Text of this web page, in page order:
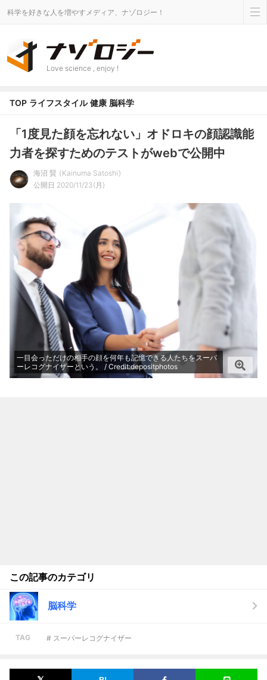
科学を好きな人を増やすメディア、ナゾロジー！
Love science , enjoy !
TOP ライフスタイル 健康 脳科学
「1度見た顔を忘れない」オドロキの顔認識能
力者を探すためのテストがwebで公開中
海沼 賢
Kainuma Satoshi
公開日 2020/11/23(月)
一目会っただけの相手の顔を何年も記憶できる人たちをスーパ
ーレコグナイザーという。 / Credit:depositphotos
この記事のカテゴリ
脳科学
TAG # スーパーレコグナイザー